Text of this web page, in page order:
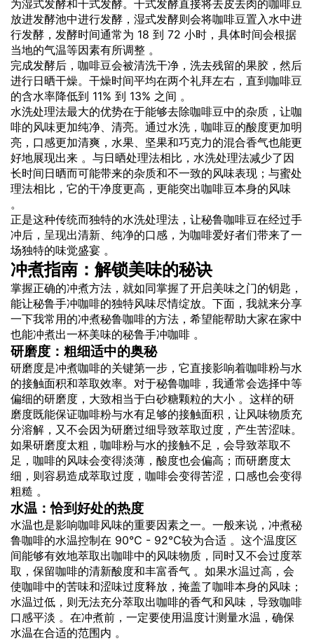
为湿式发酵和干式发酵。干式发酵直接将去皮去肉的咖啡豆
放进发酵池中进行发酵，湿式发酵则会将咖啡豆置入水中进
行发酵，发酵时间通常为 18 到 72 小时，具体时间会根据
当地的气温等因素有所调整 。
完成发酵后，咖啡豆会被清洗干净，洗去残留的果胶，然后
进行日晒干燥。干燥时间平均在两个礼拜左右，直到咖啡豆
的含水率降低到 11% 到 13% 之间 。
水洗处理法最大的优势在于能够去除咖啡豆中的杂质，让咖
啡的风味更加纯净、清亮。通过水洗，咖啡豆的酸度更加明
亮，口感更加清爽，水果、坚果和巧克力的混合香气也能更
好地展现出来 。与日晒处理法相比，水洗处理法减少了因
长时间日晒而可能带来的杂质和不一致的风味表现；与蜜处
理法相比，它的干净度更高，更能突出咖啡豆本身的风味
。
正是这种传统而独特的水洗处理法，让秘鲁咖啡豆在经过手
冲后，呈现出清新、纯净的口感，为咖啡爱好者们带来了一
场独特的味觉盛宴 。
冲煮指南：解锁美味的秘诀
掌握正确的冲煮方法，就如同掌握了开启美味之门的钥匙，
能让秘鲁手冲咖啡的独特风味尽情绽放。下面，我就来分享
一下我常用的冲煮秘鲁咖啡的方法，希望能帮助大家在家中
也能冲煮出一杯美味的秘鲁手冲咖啡 。
研磨度：粗细适中的奥秘
研磨度是冲煮咖啡的关键第一步，它直接影响着咖啡粉与水
的接触面积和萃取效率。对于秘鲁咖啡，我通常会选择中等
偏细的研磨度，大致相当于白砂糖颗粒的大小 。这样的研
磨度既能保证咖啡粉与水有足够的接触面积，让风味物质充
分溶解，又不会因为研磨过细导致萃取过度，产生苦涩味。
如果研磨度太粗，咖啡粉与水的接触不足，会导致萃取不
足，咖啡的风味会变得淡薄，酸度也会偏高；而研磨度太
细，则容易造成萃取过度，咖啡会变得苦涩，口感也会变得
粗糙 。
水温：恰到好处的热度
水温也是影响咖啡风味的重要因素之一。一般来说，冲煮秘
鲁咖啡的水温控制在 90℃ - 92℃较为合适 。这个温度区
间能够有效地萃取出咖啡中的风味物质，同时又不会过度萃
取，保留咖啡的清新酸度和丰富香气 。如果水温过高，会
使咖啡中的苦味和涩味过度释放，掩盖了咖啡本身的风味；
水温过低，则无法充分萃取出咖啡的香气和风味，导致咖啡
口感平淡 。在冲煮前，一定要使用温度计测量水温，确保
水温在合适的范围内 。